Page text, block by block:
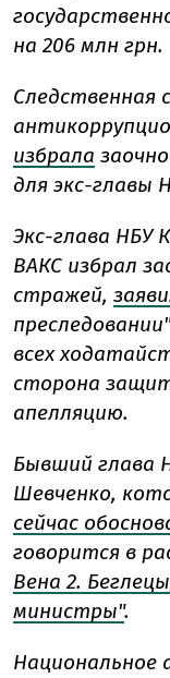
на 206 млн грн.
Следственная
избрала
для экс-главы
Экс-глава НБУ
ВАКС избрал
стражей,
всех
сторона
апелляцию.
Бывший глава
Шевченко,
сейчас
говорится в
Вена 2.
министры".
Национальное